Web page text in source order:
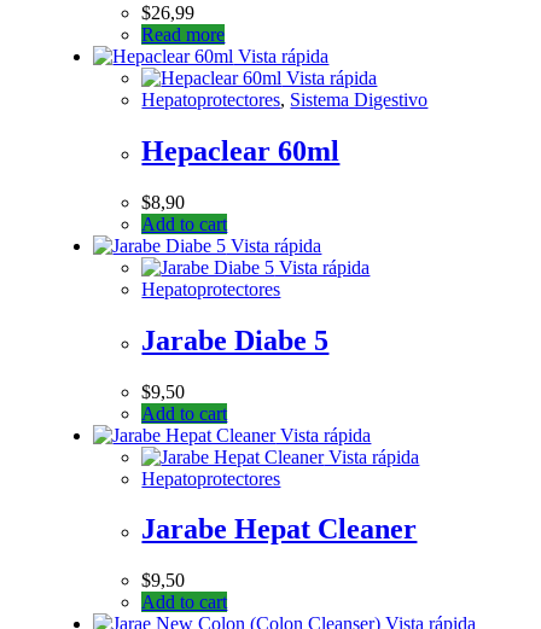
$26,99
Read more
Vista rápida
Vista rápida
Hepatoprotectores, Sistema Digestivo
Hepaclear 60ml
$8,90
Add to cart
Vista rápida
Vista rápida
Hepatoprotectores
Jarabe Diabe 5
$9,50
Add to cart
Vista rápida
Vista rápida
Hepatoprotectores
Jarabe Hepat Cleaner
$9,50
Add to cart
Vista rápida